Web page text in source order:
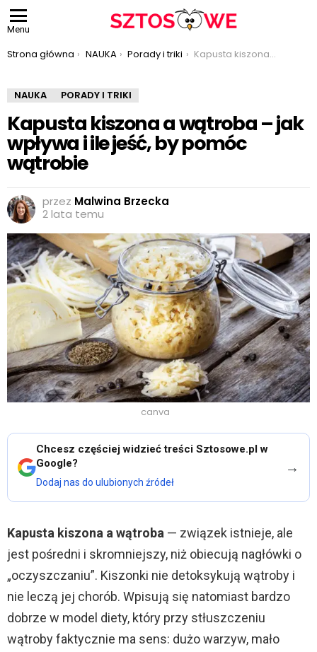
Menu
Jesteś tutaj:
Strona główna NAUKA Porady i triki Kapusta kiszona a wątroba – jak wpływa i ile jeść, by pomóc wątrobie
NAUKA PORADY I TRIKI
Kapusta kiszona a wątroba – jak
wpływa i ile jeść, by pomóc
wątrobie
przez Malwina Brzecka
2 lata temu
canva
Chcesz częściej widzieć treści Sztosowe.pl w
Google?
Dodaj nas do ulubionych źródeł
→
Kapusta kiszona a wątroba — związek istnieje, ale
jest pośredni i skromniejszy, niż obiecują nagłówki o
„oczyszczaniu”. Kiszonki nie detoksykują wątroby i
nie leczą jej chorób. Wpisują się natomiast bardzo
dobrze w model diety, który przy stłuszczeniu
wątroby faktycznie ma sens: dużo warzyw, mało